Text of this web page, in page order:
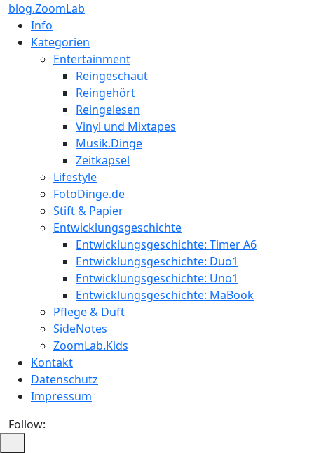
blog.ZoomLab
Info
Kategorien
Entertainment
Reingeschaut
Reingehört
Reingelesen
Vinyl und Mixtapes
Musik.Dinge
Zeitkapsel
Lifestyle
FotoDinge.de
Stift & Papier
Entwicklungsgeschichte
Entwicklungsgeschichte: Timer A6
Entwicklungsgeschichte: Duo1
Entwicklungsgeschichte: Uno1
Entwicklungsgeschichte: MaBook
Pflege & Duft
SideNotes
ZoomLab.Kids
Kontakt
Datenschutz
Impressum
Follow: